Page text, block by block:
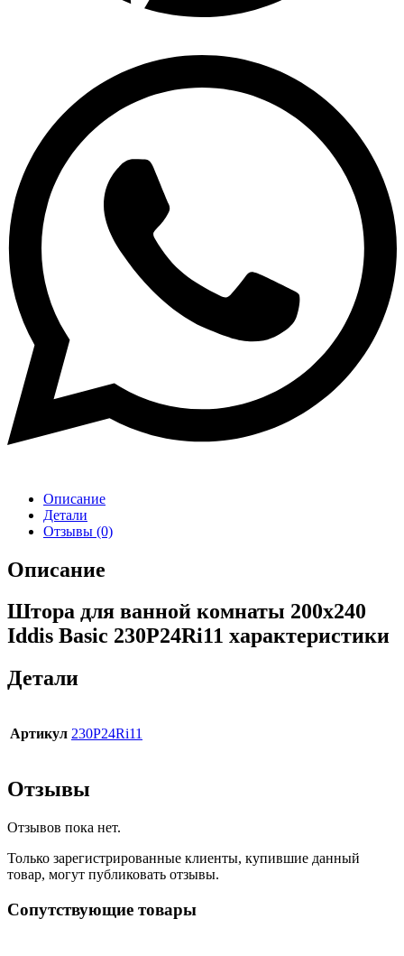
Описание
Детали
Отзывы (0)
Описание
Штора для ванной комнаты 200х240
Iddis Basic 230P24Ri11 характеристики
Детали
Артикул 230P24Ri11
Отзывы
Отзывов пока нет.
Только зарегистрированные клиенты, купившие данный
товар, могут публиковать отзывы.
Сопутствующие товары